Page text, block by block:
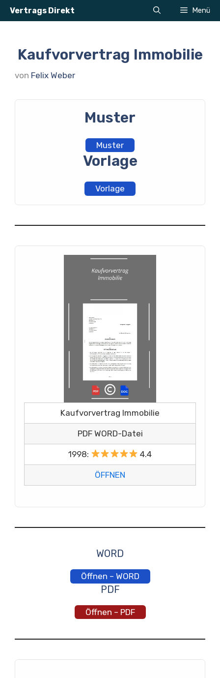
Zum
Vertrags Direkt Menü
Kaufvorvertrag Immobilie
von Felix Weber
Muster
Muster
Vorlage
Vorlage
Kaufvorvertrag Immobilie
PDF WORD-Datei
1998: 4.4
ÖFFNEN
WORD
Öffnen – WORD
PDF
Öffnen – PDF